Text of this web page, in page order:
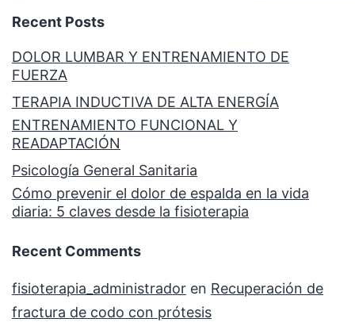
Recent Posts
DOLOR LUMBAR Y ENTRENAMIENTO DE
FUERZA
TERAPIA INDUCTIVA DE ALTA ENERGÍA
ENTRENAMIENTO FUNCIONAL Y
READAPTACIÓN
Psicología General Sanitaria
Cómo prevenir el dolor de espalda en la vida
diaria: 5 claves desde la fisioterapia
Recent Comments
fisioterapia_administrador en Recuperación de
fractura de codo con prótesis